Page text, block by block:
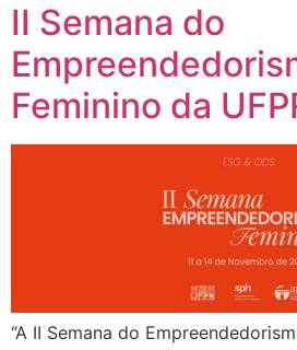
II Semana do
Feminino da
“A II Semana do